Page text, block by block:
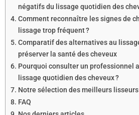
négatifs du lissage quotidien des
Comment reconnaître les signes de
lissage trop fréquent ?
Comparatif des alternatives au
préserver la santé des cheveux
Pourquoi consulter un professionnel
lissage quotidien des cheveux ?
Notre sélection des meilleurs
FAQ